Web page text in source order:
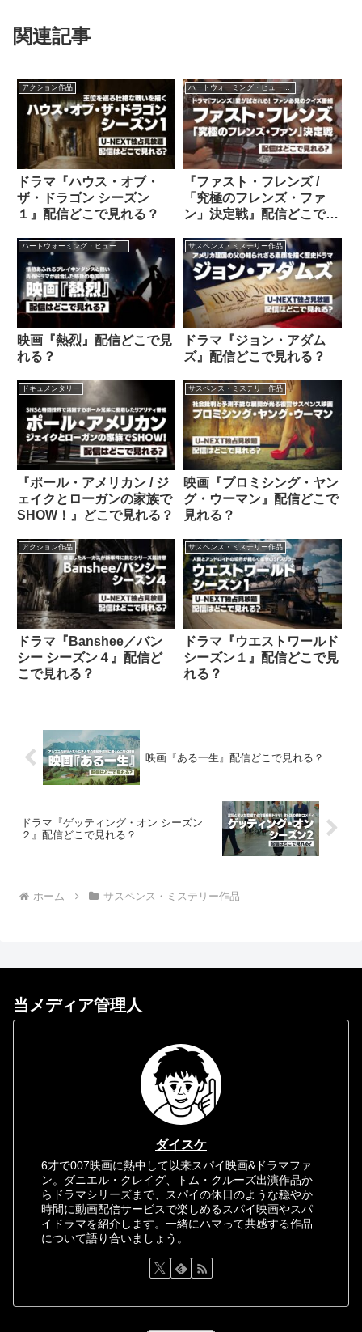
関連記事
アクション作品
ドラマ『ハウス・オブ・
ザ・ドラゴン シーズン
１』配信どこで見れる？
『ファスト・フレンズ /
「究極のフレンズ・ファ
ン」決定戦』配信どこで見
映画『熱烈』配信どこで見
れる？
サスペンス・ミステリー作品
ドラマ『ジョン・アダム
ズ』配信どこで見れる？
ドキュメンタリー
『ポール・アメリカン / ジ
ェイクとローガンの家族で
SHOW！』どこで見れる？
サスペンス・ミステリー作品
映画『プロミシング・ヤン
グ・ウーマン』配信どこで
見れる？
アクション作品
ドラマ『Banshee／バン
シー シーズン４』配信ど
こで見れる？
サスペンス・ミステリー作品
ドラマ『ウエストワールド
シーズン１』配信どこで見
れる？
映画『ある一生』配信どこで見れる？
ドラマ『ゲッティング・オン シーズン
２』配信どこで見れる？
ホーム サスペンス・ミステリー作品
当メディア管理人
ダイスケ
6才で007映画に熱中して以来スパイ映画&ドラマファ
ン。ダニエル・クレイグ、トム・クルーズ出演作品か
らドラマシリーズまで、スパイの休日のような穏やか
時間に動画配信サービスで楽しめるスパイ映画やスパ
イドラマを紹介します。一緒にハマって共感する作品
について語り合いましょう。